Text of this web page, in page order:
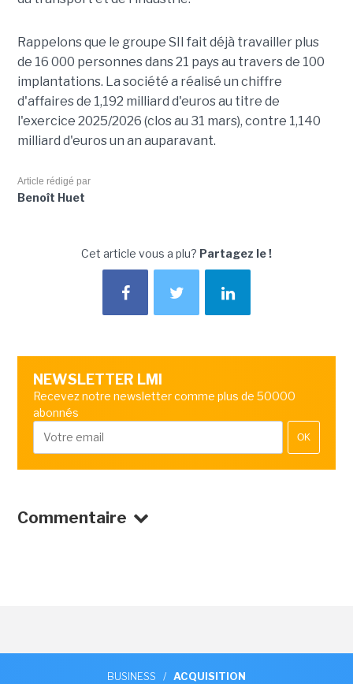
Rappelons que le groupe SII fait déjà travailler plus
de 16 000 personnes dans 21 pays au travers de 100
implantations. La société a réalisé un chiffre
d'affaires de 1,192 milliard d'euros au titre de
l'exercice 2025/2026 (clos au 31 mars), contre 1,140
milliard d'euros un an auparavant.
Article rédigé par
Benoît Huet
Cet article vous a plu? Partagez le !
NEWSLETTER LMI
Recevez notre newsletter comme plus de 50000
abonnés
OK
Commentaire
BUSINESS / ACQUISITION